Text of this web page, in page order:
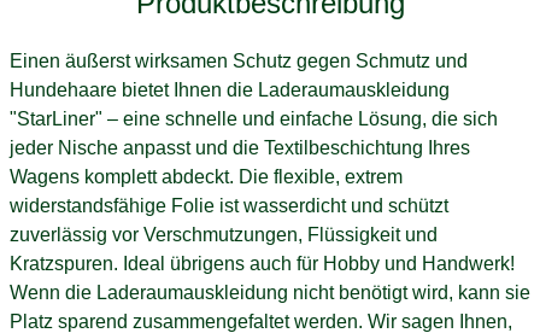
Einen äußerst wirksamen Schutz gegen Schmutz und
Hundehaare bietet Ihnen die Laderaumauskleidung
"StarLiner" – eine schnelle und einfache Lösung, die sich
jeder Nische anpasst und die Textilbeschichtung Ihres
Wagens komplett abdeckt. Die flexible, extrem
widerstandsfähige Folie ist wasserdicht und schützt
zuverlässig vor Verschmutzungen, Flüssigkeit und
Kratzspuren. Ideal übrigens auch für Hobby und Handwerk!
Wenn die Laderaumauskleidung nicht benötigt wird, kann sie
Platz sparend zusammengefaltet werden. Wir sagen Ihnen,